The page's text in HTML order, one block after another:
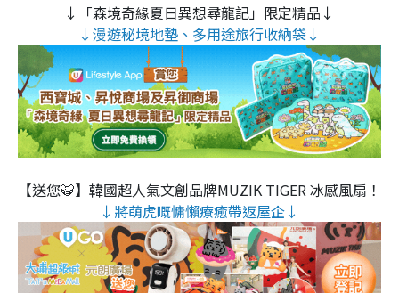
↓「森境奇緣夏日異想尋龍記」限定精品↓
↓漫遊秘境地墊、多用途旅行收納袋↓
【送您🐯】韓國超人氣文創品牌MUZIK TIGER 冰感風扇！
↓將萌虎嘅慵懶療癒帶返屋企↓